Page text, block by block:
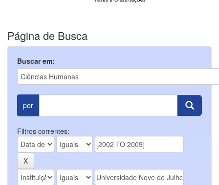
Página de Busca
Buscar em:
por
Filtros correntes: